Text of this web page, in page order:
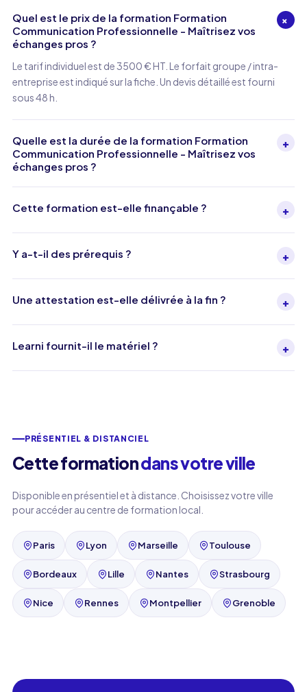
Quel est le prix de la formation Formation
Communication Professionnelle - Maîtrisez vos
échanges pros ?
+
Le tarif individuel est de 3500 € HT. Le forfait groupe / intra-
entreprise est indiqué sur la fiche. Un devis détaillé est fourni
sous 48 h.
Quelle est la durée de la formation Formation
Communication Professionnelle - Maîtrisez vos
échanges pros ?
+
Cette formation est-elle finançable ? +
Y a-t-il des prérequis ? +
Une attestation est-elle délivrée à la fin ? +
Learni fournit-il le matériel ? +
PRÉSENTIEL & DISTANCIEL
Cette formationdans votre ville
Disponible en présentiel et à distance. Choisissez votre ville
pour accéder au centre de formation local.
Paris Lyon Marseille Toulouse
Bordeaux Lille Nantes Strasbourg
Nice Rennes Montpellier Grenoble